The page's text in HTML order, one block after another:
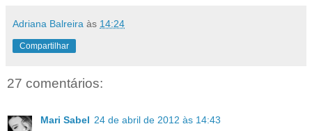
Adriana Balreira às 14:24
Compartilhar
27 comentários:
Mari Sabel 24 de abril de 2012 às 14:43